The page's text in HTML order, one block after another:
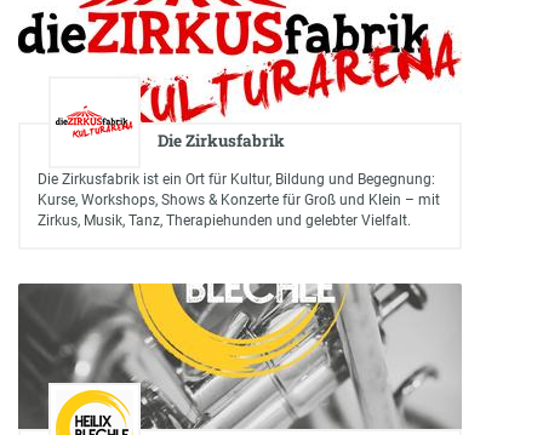
Die Zirkusfabrik
Die Zirkusfabrik ist ein Ort für Kultur, Bildung und Begegnung:
Kurse, Workshops, Shows & Konzerte für Groß und Klein – mit
Zirkus, Musik, Tanz, Therapiehunden und gelebter Vielfalt.